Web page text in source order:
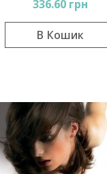
336.60 грн
В Кошик